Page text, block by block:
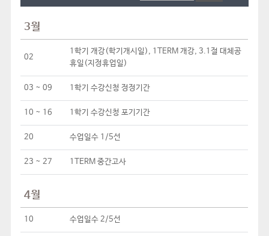
3월
02
1학기 개강(학기개시일), 1TERM 개강, 3.1절 대체공
휴일(지정휴업일)
03 ~ 09 1학기 수강신청 정정기간
10 ~ 16 1학기 수강신청 포기기간
20 수업일수 1/5선
23 ~ 27 1TERM 중간고사
4월
10 수업일수 2/5선